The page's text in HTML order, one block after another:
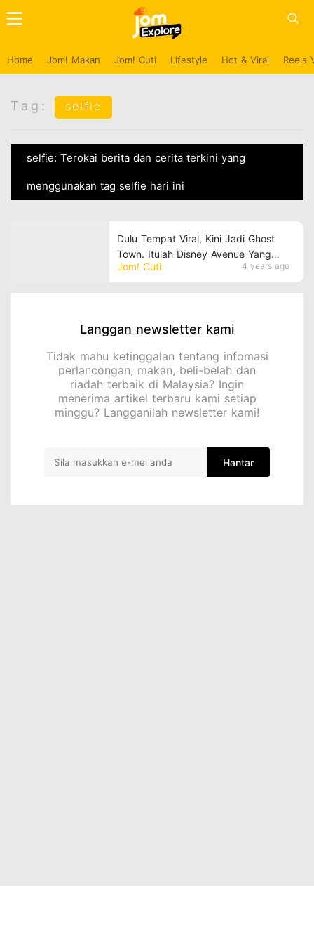
Home Jom! Makan Jom! Cuti Lifestyle Hot & Viral Reels
Tag: selfie
selfie: Terokai berita dan cerita terkini yang
menggunakan tag selfie hari ini
Jom! Cuti 4 years ago
Dulu Tempat Viral, Kini Jadi Ghost
Town. Itulah Disney Avenue Yang
Terletak Di Kampar
Langgan newsletter kami
Tidak mahu ketinggalan tentang infomasi
perlancongan, makan, beli-belah dan
riadah terbaik di Malaysia? Ingin
menerima artikel terbaru kami setiap
minggu? Langganilah newsletter kami!
Hantar